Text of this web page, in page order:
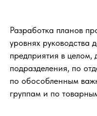
Разработка планов
уровнях руководства
предприятия в целом,
подразделения, по
по обособленным
группам и по